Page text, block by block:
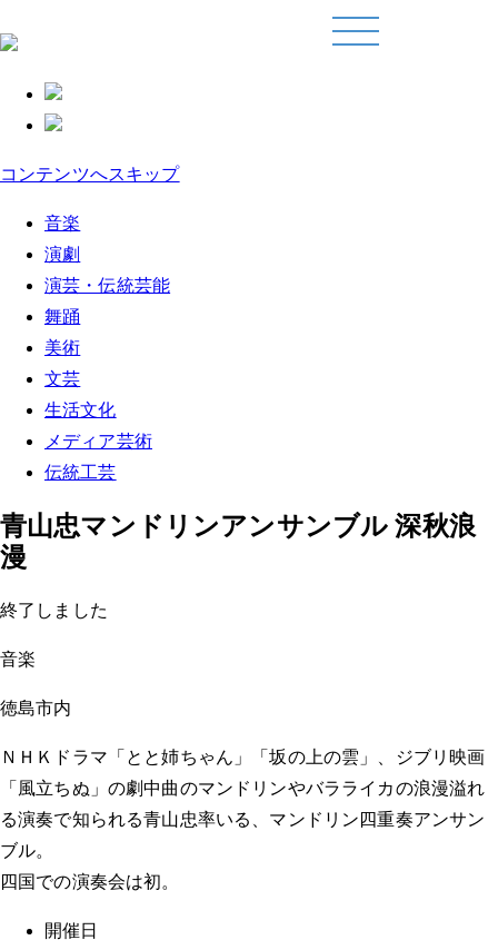
コンテンツへスキップ
音楽
演劇
演芸・伝統芸能
舞踊
美術
文芸
生活文化
メディア芸術
伝統工芸
青山忠マンドリンアンサンブル 深秋浪
漫
終了しました
音楽
徳島市内
ＮＨＫドラマ「とと姉ちゃん」「坂の上の雲」、ジブリ映画
「風立ちぬ」の劇中曲のマンドリンやバラライカの浪漫溢れ
る演奏で知られる青山忠率いる、マンドリン四重奏アンサン
ブル。
四国での演奏会は初。
開催日